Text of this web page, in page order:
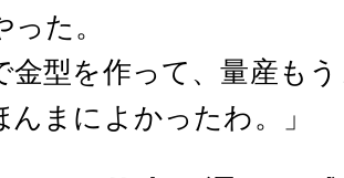
た。
金型を作って、量産も
んまによかったわ。」